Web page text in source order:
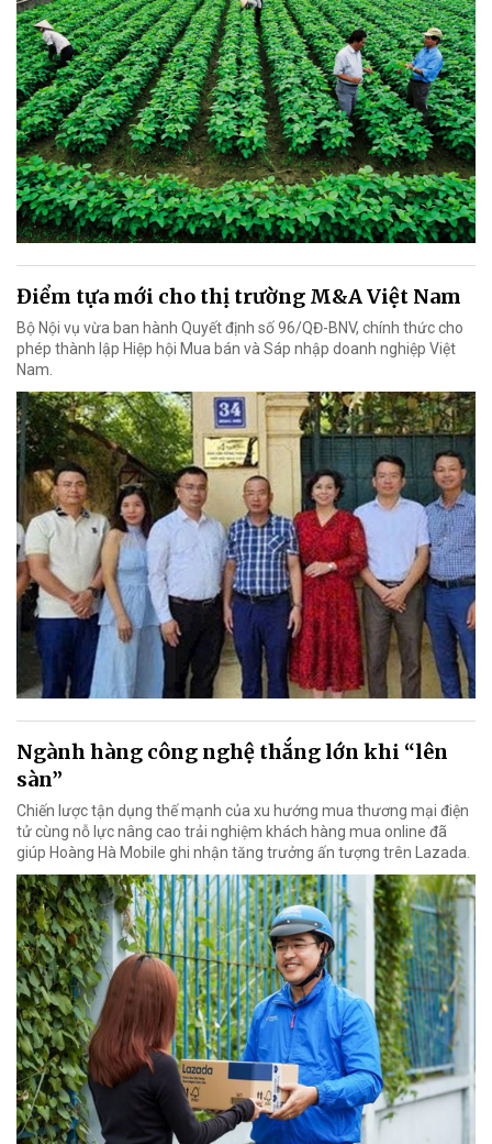
Điểm tựa mới cho thị trường M&A Việt Nam
Bộ Nội vụ vừa ban hành Quyết định số 96/QĐ-BNV, chính thức cho
phép thành lập Hiệp hội Mua bán và Sáp nhập doanh nghiệp Việt
Nam.
Ngành hàng công nghệ thắng lớn khi “lên
sàn”
Chiến lược tận dụng thế mạnh của xu hướng mua thương mại điện
tử cùng nỗ lực nâng cao trải nghiệm khách hàng mua online đã
giúp Hoàng Hà Mobile ghi nhận tăng trưởng ấn tượng trên Lazada.